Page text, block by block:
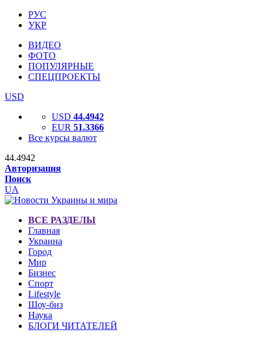
РУС
УКР
ВИДЕО
ФОТО
ПОПУЛЯРНЫЕ
СПЕЦПРОЕКТЫ
USD
USD 44.4942
EUR 51.3366
Все курсы валют
44.4942
Авторизация
Поиск
UA
ВСЕ РАЗДЕЛЫ
Главная
Украина
Город
Мир
Бизнес
Спорт
Lifestyle
Шоу-биз
Наука
БЛОГИ ЧИТАТЕЛЕЙ